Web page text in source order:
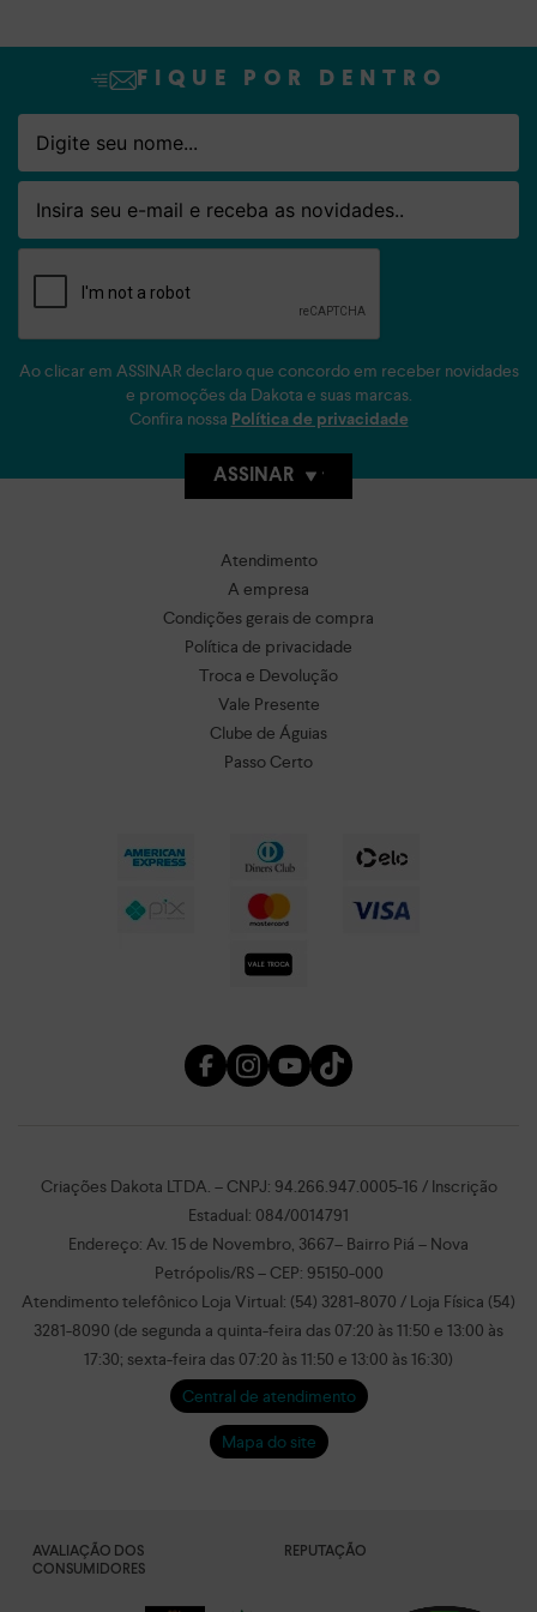
FIQUE POR DENTRO
Nome
Email
Ao clicar em ASSINAR declaro que concordo em receber novidades
e promoções da Dakota e suas marcas.
Confira nossa Política de privacidade
ASSINAR
Atendimento
A empresa
Condições gerais de compra
Política de privacidade
Troca e Devolução
Vale Presente
Clube de Águias
Passo Certo
Criações Dakota LTDA. – CNPJ: 94.266.947.0005-16 / Inscrição
Estadual: 084/0014791
Endereço: Av. 15 de Novembro, 3667– Bairro Piá – Nova
Petrópolis/RS – CEP: 95150-000
Atendimento telefônico Loja Virtual: (54) 3281-8070 / Loja Física (54)
3281-8090 (de segunda a quinta-feira das 07:20 às 11:50 e 13:00 às
17:30; sexta-feira das 07:20 às 11:50 e 13:00 às 16:30)
Central de atendimento
Mapa do site
AVALIAÇÃO DOS
CONSUMIDORES
REPUTAÇÃO